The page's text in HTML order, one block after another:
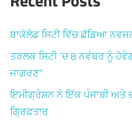
ਬਾਕੋਲੋਡ ਸਿਟੀ ਵਿੱਚ ਛੱਡਿਆ
ਤਰਲਕ ਸਿਟੀ ‘ਚ 8 ਨਵੰਬਰ ਨੂੰ
ਜਾਗਰਣ”
ਇਮੀਗ੍ਰੇਸ਼ਨ ਨੇ ਇੱਕ ਪੰਜਾਬੀ ਅਤੇ
ਗ੍ਰਿਫ਼ਤਾਰ